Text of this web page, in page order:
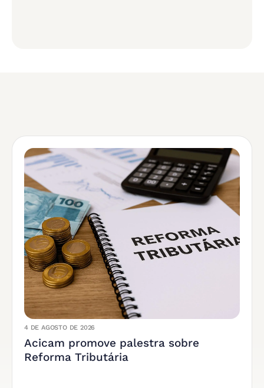
4 DE AGOSTO DE 2026
Acicam promove palestra sobre
Reforma Tributária